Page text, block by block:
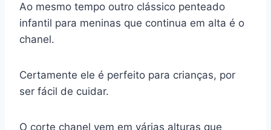
Ao mesmo tempo outro clássico penteado
infantil para meninas que continua em alta é o
chanel.
Certamente ele é perfeito para crianças, por
ser fácil de cuidar.
O corte chanel vem em várias alturas que